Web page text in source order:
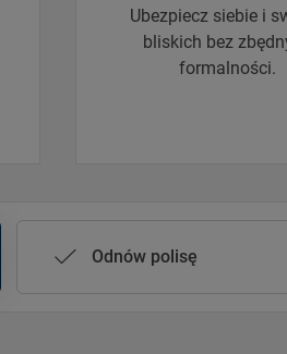
Ubezpiecz siebie i
bliskich bez
formalności.
Odnów polisę